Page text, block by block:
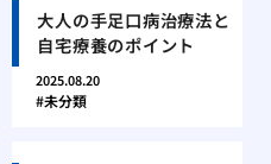
大人の手足口病治療法と
自宅療養のポイント
2025.08.20
未分類